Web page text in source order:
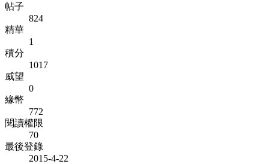
帖子
824
精華
1
積分
1017
威望
0
緣幣
772
閱讀權限
70
最後登錄
2015-4-22